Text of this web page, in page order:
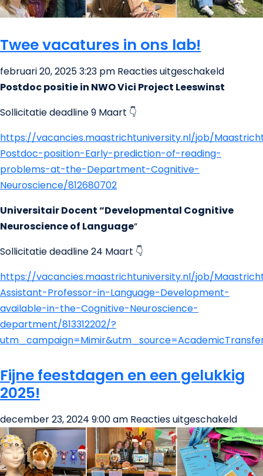
Twee vacatures in ons lab!
februari 20, 2025 3:23 pm Reacties uitgeschakeldvoor
Twee
ons
Postdoc positie in NWO Vici Project Leeswinst
Sollicitatie deadline 9 Maart 👇
https://vacancies.maastrichtuniversity.nl/job/
Postdoc-position-Early-prediction-of-reading-
problems-at-the-Department-Cognitive-
Neuroscience/812680702
Universitair Docent “Developmental Cognitive
Neuroscience of Language“
Sollicitatie deadline 24 Maart 👇
https://vacancies.maastrichtuniversity.nl/job/
Assistant-Professor-in-Language-Development-
available-in-the-Cognitive-Neuroscience-
department/813312202/?
Fijne feestdagen en een gelukkig
2025!
december 23, 2024 9:00 am Reacties uitgeschakeldvoor
Fijne
en